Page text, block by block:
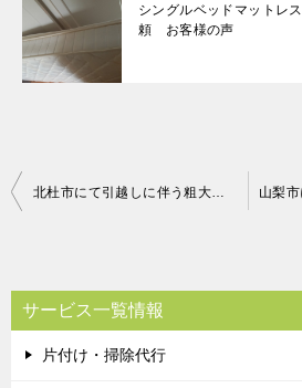
シングルベッドマットレ
頼 お客様の声
投
ビ
ゲ
ー
北杜市にて引越しに伴う粗大ごみの回収処分のご依頼 お客様の声
サービス一覧情報
片付け・掃除代行